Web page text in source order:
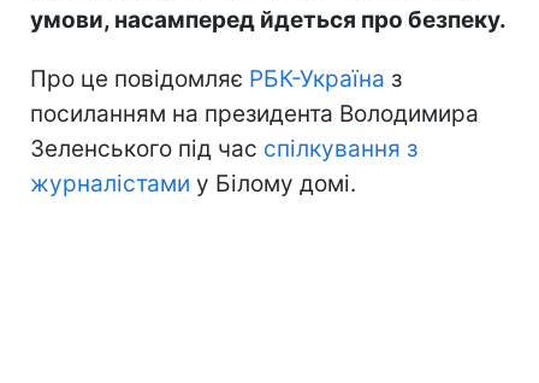
умови, насамперед йдеться про безпеку.
Про це повідомляє РБК-Україна з
посиланням на президента Володимира
Зеленського під час спілкування з
журналістами у Білому домі.